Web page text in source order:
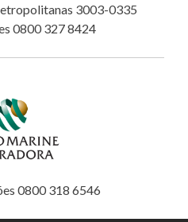
3003-0335
0800 327 8424
0800 318 6546